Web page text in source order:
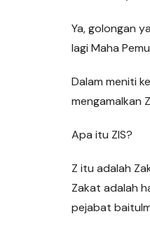
Ya, golongan
lagi Maha
Dalam meniti
mengamalkan
Apa itu ZIS?
Z itu adalah
Zakat adalah
pejabat